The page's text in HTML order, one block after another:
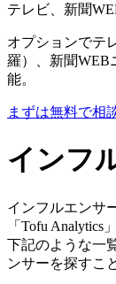
テレビ、新聞
オプションでテ
羅）、新聞WEB
能。
まずは無料で相
インフ
インフルエンサ
「Tofu Analytics
下記のような一
ンサーを探すこ